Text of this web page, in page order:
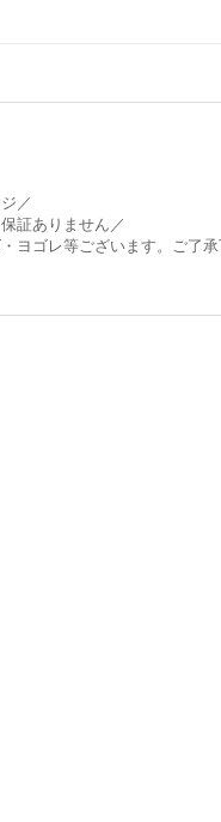
／
証ありません／
ヨゴレ等ございます。ご了承